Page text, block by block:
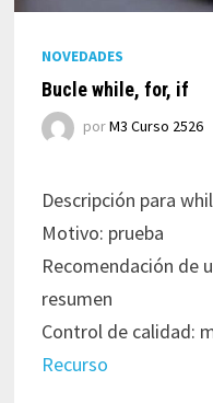
NOVEDADES
Bucle while, for, if
porM3 Curso 2526
Descripción para
Motivo: prueba
Recomendación de
resumen
Control de calidad:
Recurso